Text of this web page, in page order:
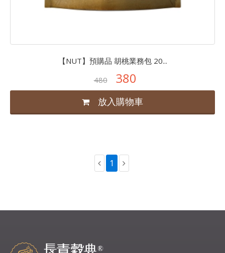
【NUT】預購品 胡桃業務包 20...
480
380
放入購物車
1